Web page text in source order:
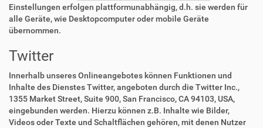
Einstellungen erfolgen plattformunabhängig, d.h. sie werden für
alle Geräte, wie Desktopcomputer oder mobile Geräte
übernommen.
Twitter
Innerhalb unseres Onlineangebotes können Funktionen und
Inhalte des Dienstes Twitter, angeboten durch die Twitter Inc.,
1355 Market Street, Suite 900, San Francisco, CA 94103, USA,
eingebunden werden. Hierzu können z.B. Inhalte wie Bilder,
Videos oder Texte und Schaltflächen gehören, mit denen Nutzer